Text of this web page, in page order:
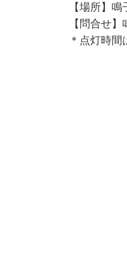
【場所】
【問合せ
＊点灯時